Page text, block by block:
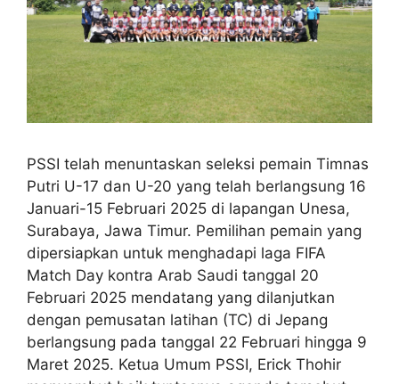
PSSI telah menuntaskan seleksi pemain Timnas
Putri U-17 dan U-20 yang telah berlangsung 16
Januari-15 Februari 2025 di lapangan Unesa,
Surabaya, Jawa Timur. Pemilihan pemain yang
dipersiapkan untuk menghadapi laga FIFA
Match Day kontra Arab Saudi tanggal 20
Februari 2025 mendatang yang dilanjutkan
dengan pemusatan latihan (TC) di Jepang
berlangsung pada tanggal 22 Februari hingga 9
Maret 2025. Ketua Umum PSSI, Erick Thohir